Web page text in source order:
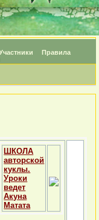
Правила
ШКОЛА
авторской
куклы.
Уроки
ведет
Акуна
Матата